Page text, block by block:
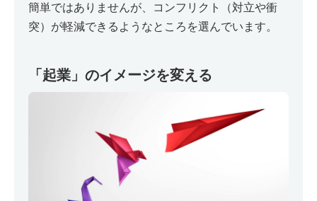
簡単ではありませんが、コンフリクト（対立や衝
突）が軽減できるようなところを選んでいます。
「起業」のイメージを変える